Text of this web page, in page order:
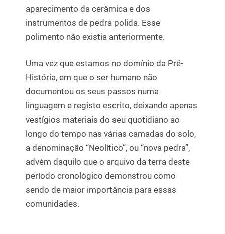
aparecimento da cerâmica e dos
instrumentos de pedra polida. Esse
polimento não existia anteriormente.
Uma vez que estamos no domínio da Pré-
História, em que o ser humano não
documentou os seus passos numa
linguagem e registo escrito, deixando apenas
vestígios materiais do seu quotidiano ao
longo do tempo nas várias camadas do solo,
a denominação “Neolítico”, ou “nova pedra”,
advém daquilo que o arquivo da terra deste
período cronológico demonstrou como
sendo de maior importância para essas
comunidades.